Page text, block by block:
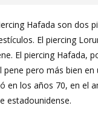
Hafada son dos
El piercing
El piercing Hafada,
pero más bien en
en los años 70, en el
estadounidense.